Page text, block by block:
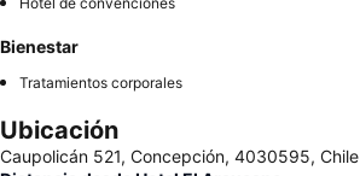
Bienestar
Tratamientos corporales
Ubicación
Caupolicán 521, Concepción, 4030595, Chile